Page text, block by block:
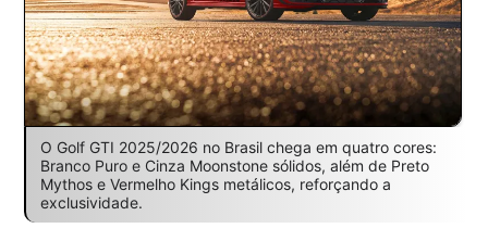
O Golf GTI 2025/2026 no Brasil chega em quatro cores:
Branco Puro e Cinza Moonstone sólidos, além de Preto
Mythos e Vermelho Kings metálicos, reforçando a
exclusividade.